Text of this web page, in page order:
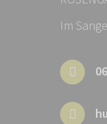
Im